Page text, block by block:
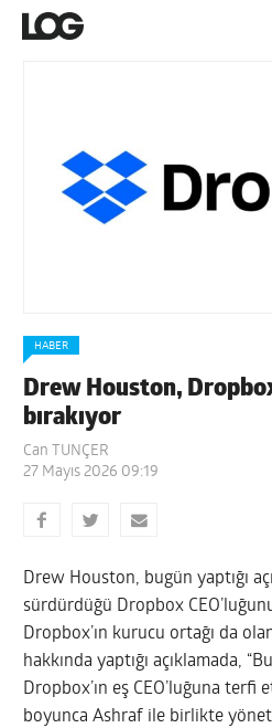
HABER
Drew Houston,
bırakıyor
Can TUNÇER
27 Mayıs 2026 09:19
Drew Houston, bugün yaptığı
sürdürdüğü Dropbox
Dropbox’ın kurucu ortağı da
hakkında yaptığı açıklamada,
Dropbox’ın eş CEO’luğuna
boyunca Ashraf ile birlikte